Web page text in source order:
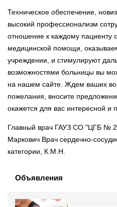
Техническое обеспечение,
высокий профессионализм
отношение к каждому пациенту
медицинской помощи,
учреждении, и стимулируют
возможностями больницы вы
на нашем сайте. Ждем ваших
пожелания, вносите
окажется для вас интересной и
Главный врач ГАУЗ СО "ЦГБ №
Маркович Врач сердечно-
категории, К.М.Н.
Объявления